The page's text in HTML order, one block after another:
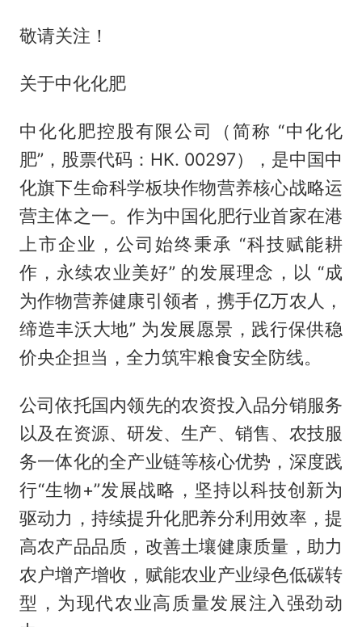
敬请关注！
关于中化化肥
中化化肥控股有限公司（简称 “中化化
肥”，股票代码：HK. 00297），是中国中
化旗下生命科学板块作物营养核心战略运
营主体之一。作为中国化肥行业首家在港
上市企业，公司始终秉承 “科技赋能耕
作，永续农业美好” 的发展理念，以 “成
为作物营养健康引领者，携手亿万农人，
缔造丰沃大地” 为发展愿景，践行保供稳
价央企担当，全力筑牢粮食安全防线。
公司依托国内领先的农资投入品分销服务
以及在资源、研发、生产、销售、农技服
务一体化的全产业链等核心优势，深度践
行“生物+”发展战略，坚持以科技创新为
驱动力，持续提升化肥养分利用效率，提
高农产品品质，改善土壤健康质量，助力
农户增产增收，赋能农业产业绿色低碳转
型，为现代农业高质量发展注入强劲动